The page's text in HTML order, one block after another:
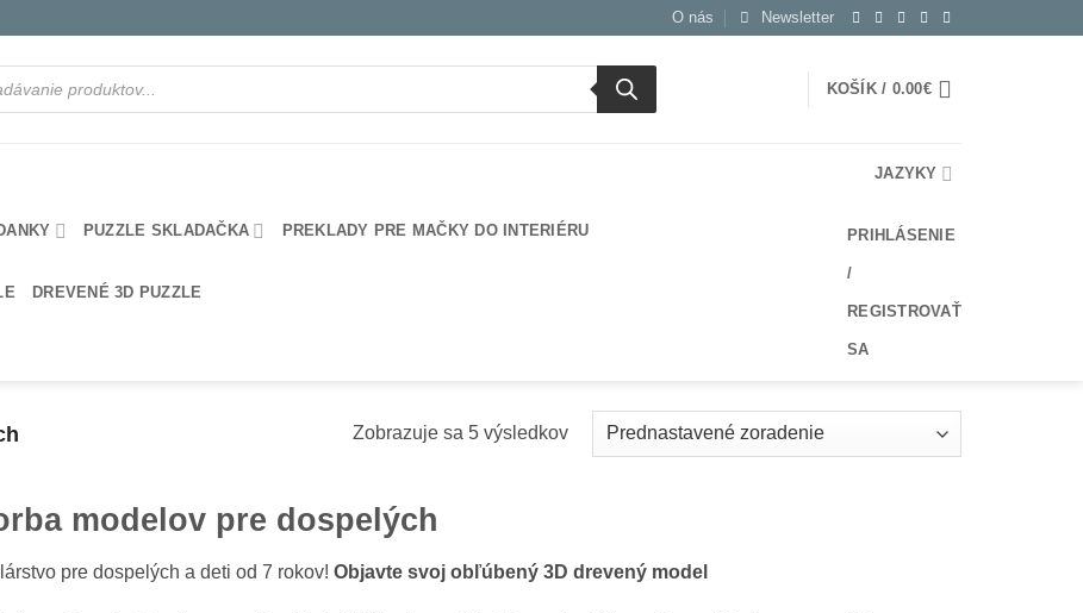
O nás Newsletter
KOŠÍK / 0.00€
PUZZLE SKLADAČKA PREKLADY PRE MAČKY DO INTERIÉRU
DREVENÉ 3D PUZZLE
JAZYKY
PRIHLÁSENIE
/
REGISTROVAŤ
SA
Zobrazuje sa 5 výsledkov
modelov pre dospelých
pre dospelých a deti od 7 rokov! Objavte svoj obľúbený 3D drevený model